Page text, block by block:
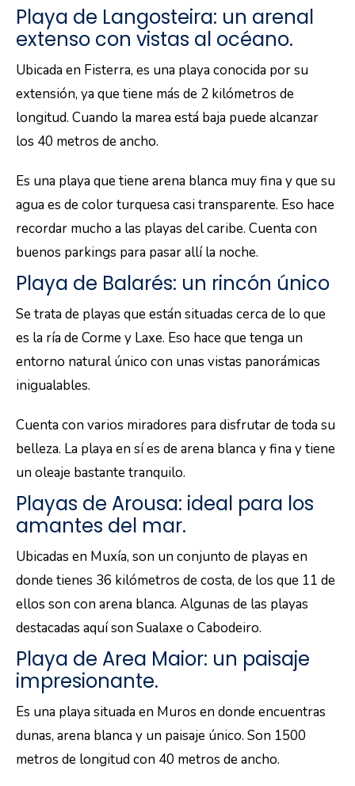
Playa de Langosteira: un arenal
extenso con vistas al océano.
Ubicada en Fisterra, es una playa conocida por su
extensión, ya que tiene más de 2 kilómetros de
longitud. Cuando la marea está baja puede alcanzar
los 40 metros de ancho.
Es una playa que tiene arena blanca muy fina y que su
agua es de color turquesa casi transparente. Eso hace
recordar mucho a las playas del caribe. Cuenta con
buenos parkings para pasar allí la noche.
Playa de Balarés: un rincón único
Se trata de playas que están situadas cerca de lo que
es la ría de Corme y Laxe. Eso hace que tenga un
entorno natural único con unas vistas panorámicas
inigualables.
Cuenta con varios miradores para disfrutar de toda su
belleza. La playa en sí es de arena blanca y fina y tiene
un oleaje bastante tranquilo.
Playas de Arousa: ideal para los
amantes del mar.
Ubicadas en Muxía, son un conjunto de playas en
donde tienes 36 kilómetros de costa, de los que 11 de
ellos son con arena blanca. Algunas de las playas
destacadas aquí son Sualaxe o Cabodeiro.
Playa de Area Maior: un paisaje
impresionante.
Es una playa situada en Muros en donde encuentras
dunas, arena blanca y un paisaje único. Son 1500
metros de longitud con 40 metros de ancho.